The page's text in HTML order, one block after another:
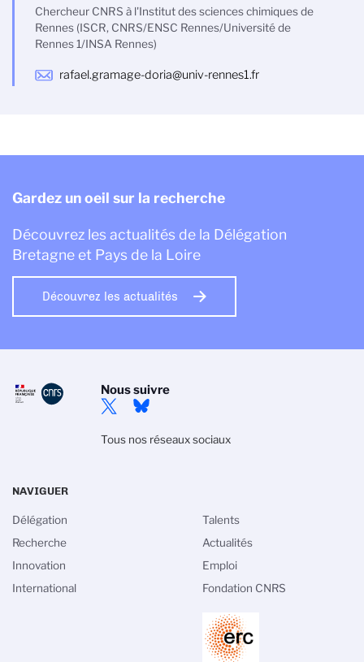
Chercheur CNRS à l'Institut des sciences chimiques de
Rennes (ISCR, CNRS/ENSC Rennes/Université de
Rennes 1/INSA Rennes)
rafael.gramage-doria@univ-rennes1.fr
Gardez un oeil sur la recherche
Découvrez les actualités de la Délégation
Bretagne et Pays de la Loire
Découvrez les actualités
Nous suivre
Tous nos réseaux sociaux
NAVIGUER
Délégation
Recherche
Innovation
International
Talents
Actualités
Emploi
Fondation CNRS